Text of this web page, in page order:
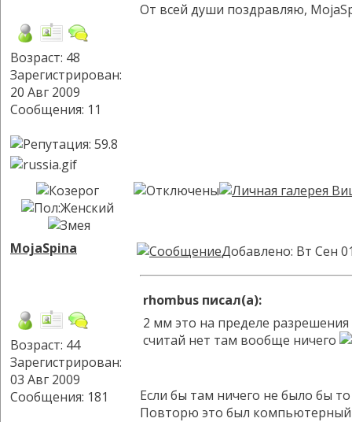
Возраст: 48
Зарегистрирован:
20 Авг 2009
Сообщения: 11
От всей души поздравляю,
MojaSpina
Возраст: 44
Зарегистрирован:
03 Авг 2009
Сообщения: 181
Добавлено: Вт Сен
rhombus писал(а):
2 мм это на пределе
считай нет там вообще ничего
Если бы там ничего не было бы
Повторю это был компьютерный